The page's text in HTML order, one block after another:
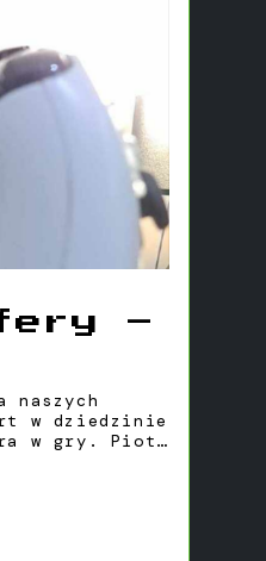
–
w dziedzinie
w gry. Piotr
na licznych
który
gdy miały